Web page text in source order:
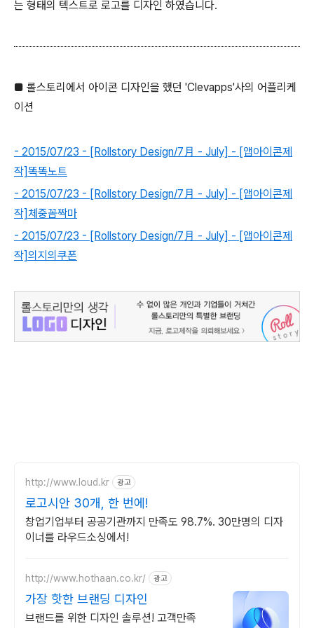
는 형태의 텍스트로 로고를 디자인 하였습니다.
■ 롤스토리에서 아이콘 디자인을 했던 'Clevapps'사의 어플리케
이션
- 2015/07/23 - [Rollstory Design/7月 - July] - [앱아이콘제
작]똑똑노트
- 2015/07/23 - [Rollstory Design/7月 - July] - [앱아이콘제
작]체중꼼짝마
- 2015/07/23 - [Rollstory Design/7月 - July] - [앱아이콘제
작]의지의쿠폰
http://www.loud.kr 광고
로고시안 30개, 한 번에!
창업기업부터 공공기관까지 만족도 98.7%. 30만명의 디자
이너를 라우드소싱에서!
http://www.hothaan.co.kr/ 광고
가장 핫한 브랜딩 디자인
브랜드를 위한 디자인 솔루션! 고객만족